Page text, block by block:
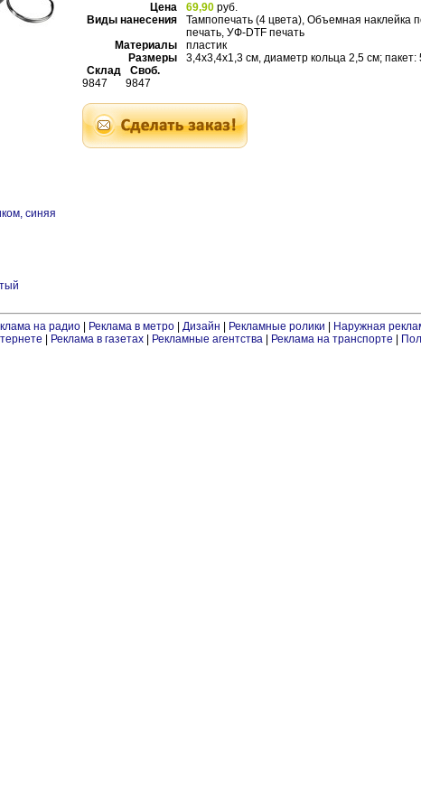
Цена
69,90 руб.
Виды нанесения
Тампопечать (4 цвета), Объемная наклейка
печать, УФ-DTF печать
Материалы
пластик
Размеры
3,4x3,4x1,3 см, диаметр кольца 2,5 см; пакет:
Склад
Своб.
9847
9847
синяя
на радио Реклама в метро Дизайн Рекламные ролики Наружная
Реклама в газетах Рекламные агентства Реклама на транспорте